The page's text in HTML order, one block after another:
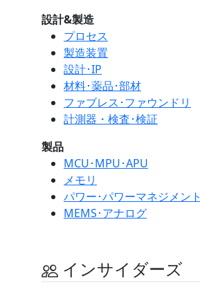
設計&製造
プロセス
製造装置
設計･IP
材料･薬品･部材
ファブレス･ファウンドリ
計測器・検査･検証
製品
MCU･MPU･APU
メモリ
パワー･パワーマネジメント
MEMS･アナログ
インサイダーズ